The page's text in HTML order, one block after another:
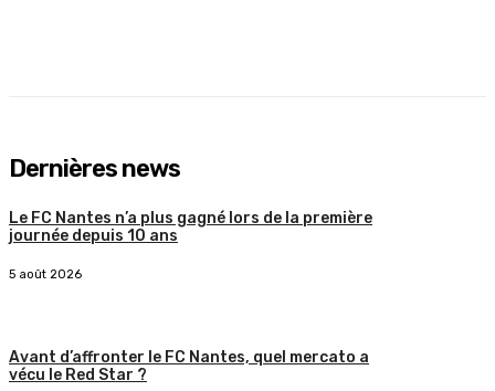
Dernières news
Le FC Nantes n’a plus gagné lors de la première
journée depuis 10 ans
5 août 2026
Avant d’affronter le FC Nantes, quel mercato a
vécu le Red Star ?